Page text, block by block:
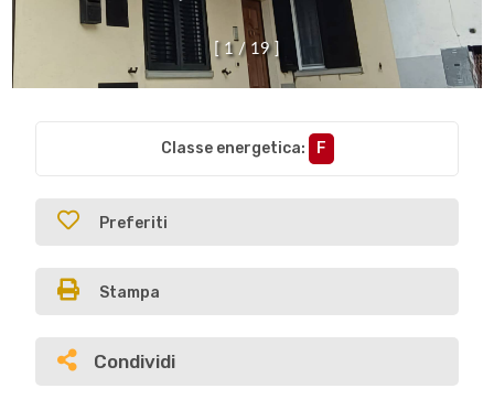
1 / 19 ]
Classe energetica: F
Preferiti
Stampa
Condividi